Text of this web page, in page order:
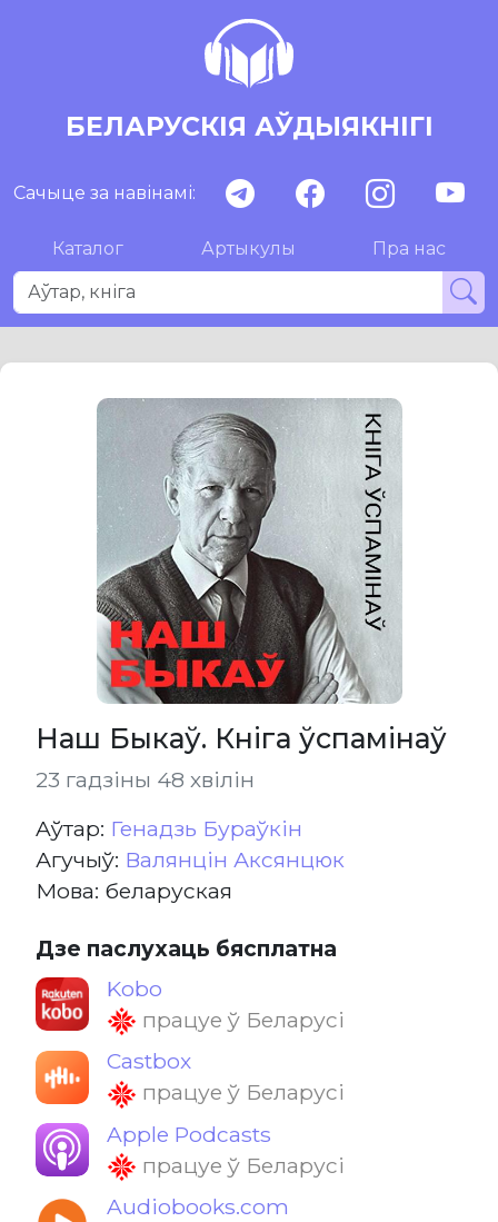
БЕЛАРУСКІЯ АЎДЫЯКНІГІ
Сачыце за навінамі:
Каталог Артыкулы Пра нас
Наш Быкаў. Кніга ўспамінаў
23 гадзіны 48 хвілін
Aўтар: Генадзь Бураўкін
Агучыў: Валянцін Аксянцюк
Мова: беларуская
Дзе паслухаць бясплатна
Kobo
працуе ў Беларусі
Castbox
працуе ў Беларусі
Apple Podcasts
працуе ў Беларусі
Audiobooks.com